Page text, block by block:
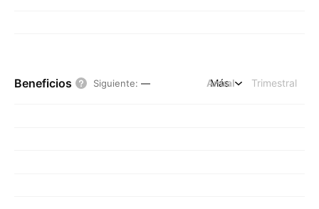
Beneficios Siguiente: — Anual Trimestral
Más